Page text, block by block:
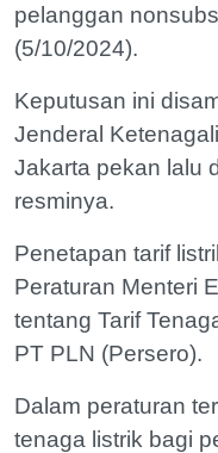
pelanggan
(5/10/2024).
Keputusan ini
Jenderal
Jakarta pekan lalu
resminya.
Penetapan tarif
Peraturan Menteri
tentang Tarif
PT PLN (Persero).
Dalam peraturan
tenaga listrik bagi